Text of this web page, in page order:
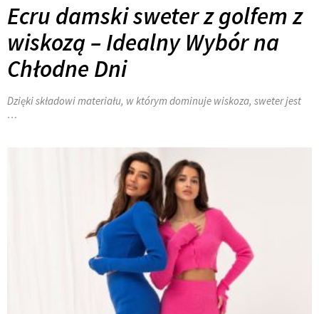
Ecru damski sweter z golfem z
wiskozą – Idealny Wybór na
Chłodne Dni
Dzięki składowi materiału, w którym dominuje wiskoza, sweter jest
…